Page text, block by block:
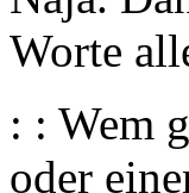
Worte
: : Wem
oder